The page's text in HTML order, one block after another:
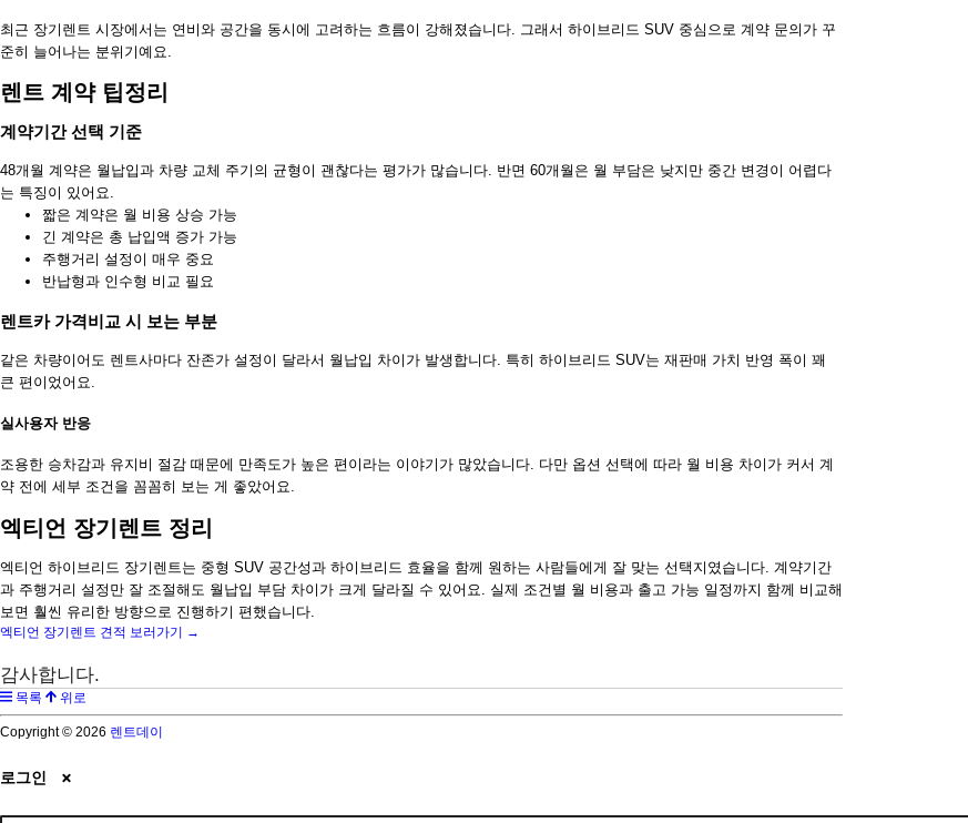
최근 장기렌트 시장에서는 연비와 공간을 동시에 고려하는 흐름이 강해졌습니다. 그래서 하이브리드 SUV 중심으로 계약 문의가 꾸
준히 늘어나는 분위기예요.
렌트 계약 팁정리
계약기간 선택 기준
48개월 계약은 월납입과 차량 교체 주기의 균형이 괜찮다는 평가가 많습니다. 반면 60개월은 월 부담은 낮지만 중간 변경이 어렵다
는 특징이 있어요.
짧은 계약은 월 비용 상승 가능
긴 계약은 총 납입액 증가 가능
주행거리 설정이 매우 중요
반납형과 인수형 비교 필요
렌트카 가격비교 시 보는 부분
같은 차량이어도 렌트사마다 잔존가 설정이 달라서 월납입 차이가 발생합니다. 특히 하이브리드 SUV는 재판매 가치 반영 폭이 꽤
큰 편이었어요.
실사용자 반응
조용한 승차감과 유지비 절감 때문에 만족도가 높은 편이라는 이야기가 많았습니다. 다만 옵션 선택에 따라 월 비용 차이가 커서 계
약 전에 세부 조건을 꼼꼼히 보는 게 좋았어요.
엑티언 장기렌트 정리
엑티언 하이브리드 장기렌트는 중형 SUV 공간성과 하이브리드 효율을 함께 원하는 사람들에게 잘 맞는 선택지였습니다. 계약기간
과 주행거리 설정만 잘 조절해도 월납입 부담 차이가 크게 달라질 수 있어요. 실제 조건별 월 비용과 출고 가능 일정까지 함께 비교해
보면 훨씬 유리한 방향으로 진행하기 편했습니다.
엑티언 장기렌트 견적 보러가기 →
감사합니다.
목록 위로
Copyright © 2026 렌트데이
로그인